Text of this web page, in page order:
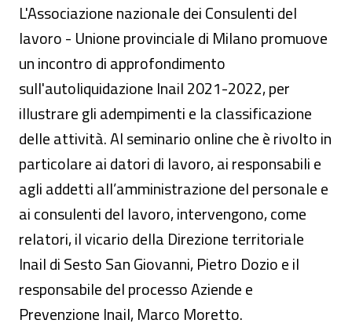
L'Associazione nazionale dei Consulenti del
lavoro - Unione provinciale di Milano promuove
un incontro di approfondimento
sull'autoliquidazione Inail 2021-2022, per
illustrare gli adempimenti e la classificazione
delle attività. Al seminario online che è rivolto in
particolare ai datori di lavoro, ai responsabili e
agli addetti all’amministrazione del personale e
ai consulenti del lavoro, intervengono, come
relatori, il vicario della Direzione territoriale
Inail di Sesto San Giovanni, Pietro Dozio e il
responsabile del processo Aziende e
Prevenzione Inail, Marco Moretto.